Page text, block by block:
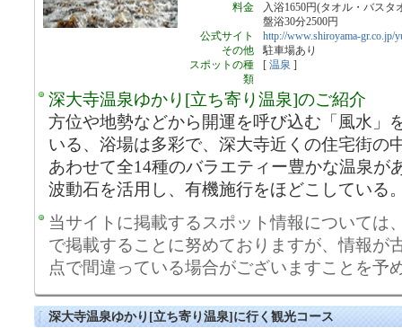
料金
入浴1650円(タオル・バス
盤浴30分2500円
公式サイト
http://www.shiroyama-gr.co.jp/
その他
駐車場あり
スポットの種
類
[ 温泉 ]
深大寺温泉ゆかり[立ち寄り温泉]のご紹介
方位や地勢などから開運を呼び込む「風水」
いる、浴場は多彩で、深大寺近くの住宅街の
あわせて全14種のバラエティー豊かな温泉が
波動石を活用し、有機施行をほどこしている
当サイトに掲載するスポット情報については
で掲載することに努めておりますが、情報が
点で間違っている場合がございますことを予
深大寺温泉ゆかり[立ち寄り温泉]に行く観光コース